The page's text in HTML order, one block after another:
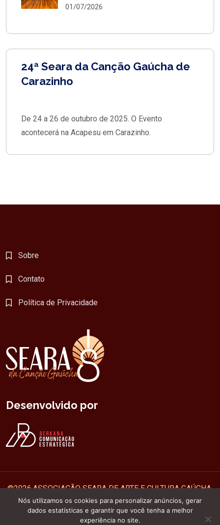
01/07/2026
24ª Seara da Canção Gaúcha de
Carazinho
De 24 a 26 de outubro de 2025. O Evento
acontecerá na Acapesu em Carazinho.
Sobre
Contato
Política de Privacidade
Desenvolvido por
©2026ASSOCIAÇÃO SEARA DE ARTE E CULTURA GAÚCHA.
Todos os direitos reservados Seara da Canção Gaúcha de
Carazinho.
Nós utilizamos os cookies para personalizar anúncios, gerar
dados estatísticas e garantir que você tenha a melhor
experiência no site.